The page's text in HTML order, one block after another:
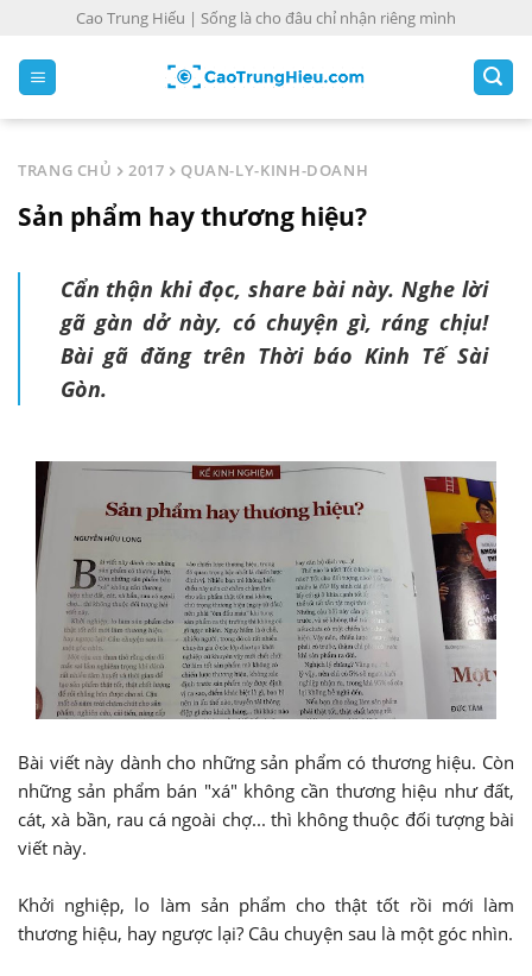
Cao Trung Hiếu | Sống là cho đâu chỉ nhận riêng mình
TRANG CHỦ 2017 QUAN-LY-KINH-DOANH
Sản phẩm hay thương hiệu?
Cẩn thận khi đọc, share bài này. Nghe lời
gã gàn dở này, có chuyện gì, ráng chịu!
Bài gã đăng trên Thời báo Kinh Tế Sài
Gòn.
Bài viết này dành cho những sản phẩm có thương hiệu. Còn
những sản phẩm bán "xá" không cần thương hiệu như đất,
cát, xà bần, rau cá ngoài chợ... thì không thuộc đối tượng bài
viết này.
Khởi nghiệp, lo làm sản phẩm cho thật tốt rồi mới làm
thương hiệu, hay ngược lại? Câu chuyện sau là một góc nhìn.